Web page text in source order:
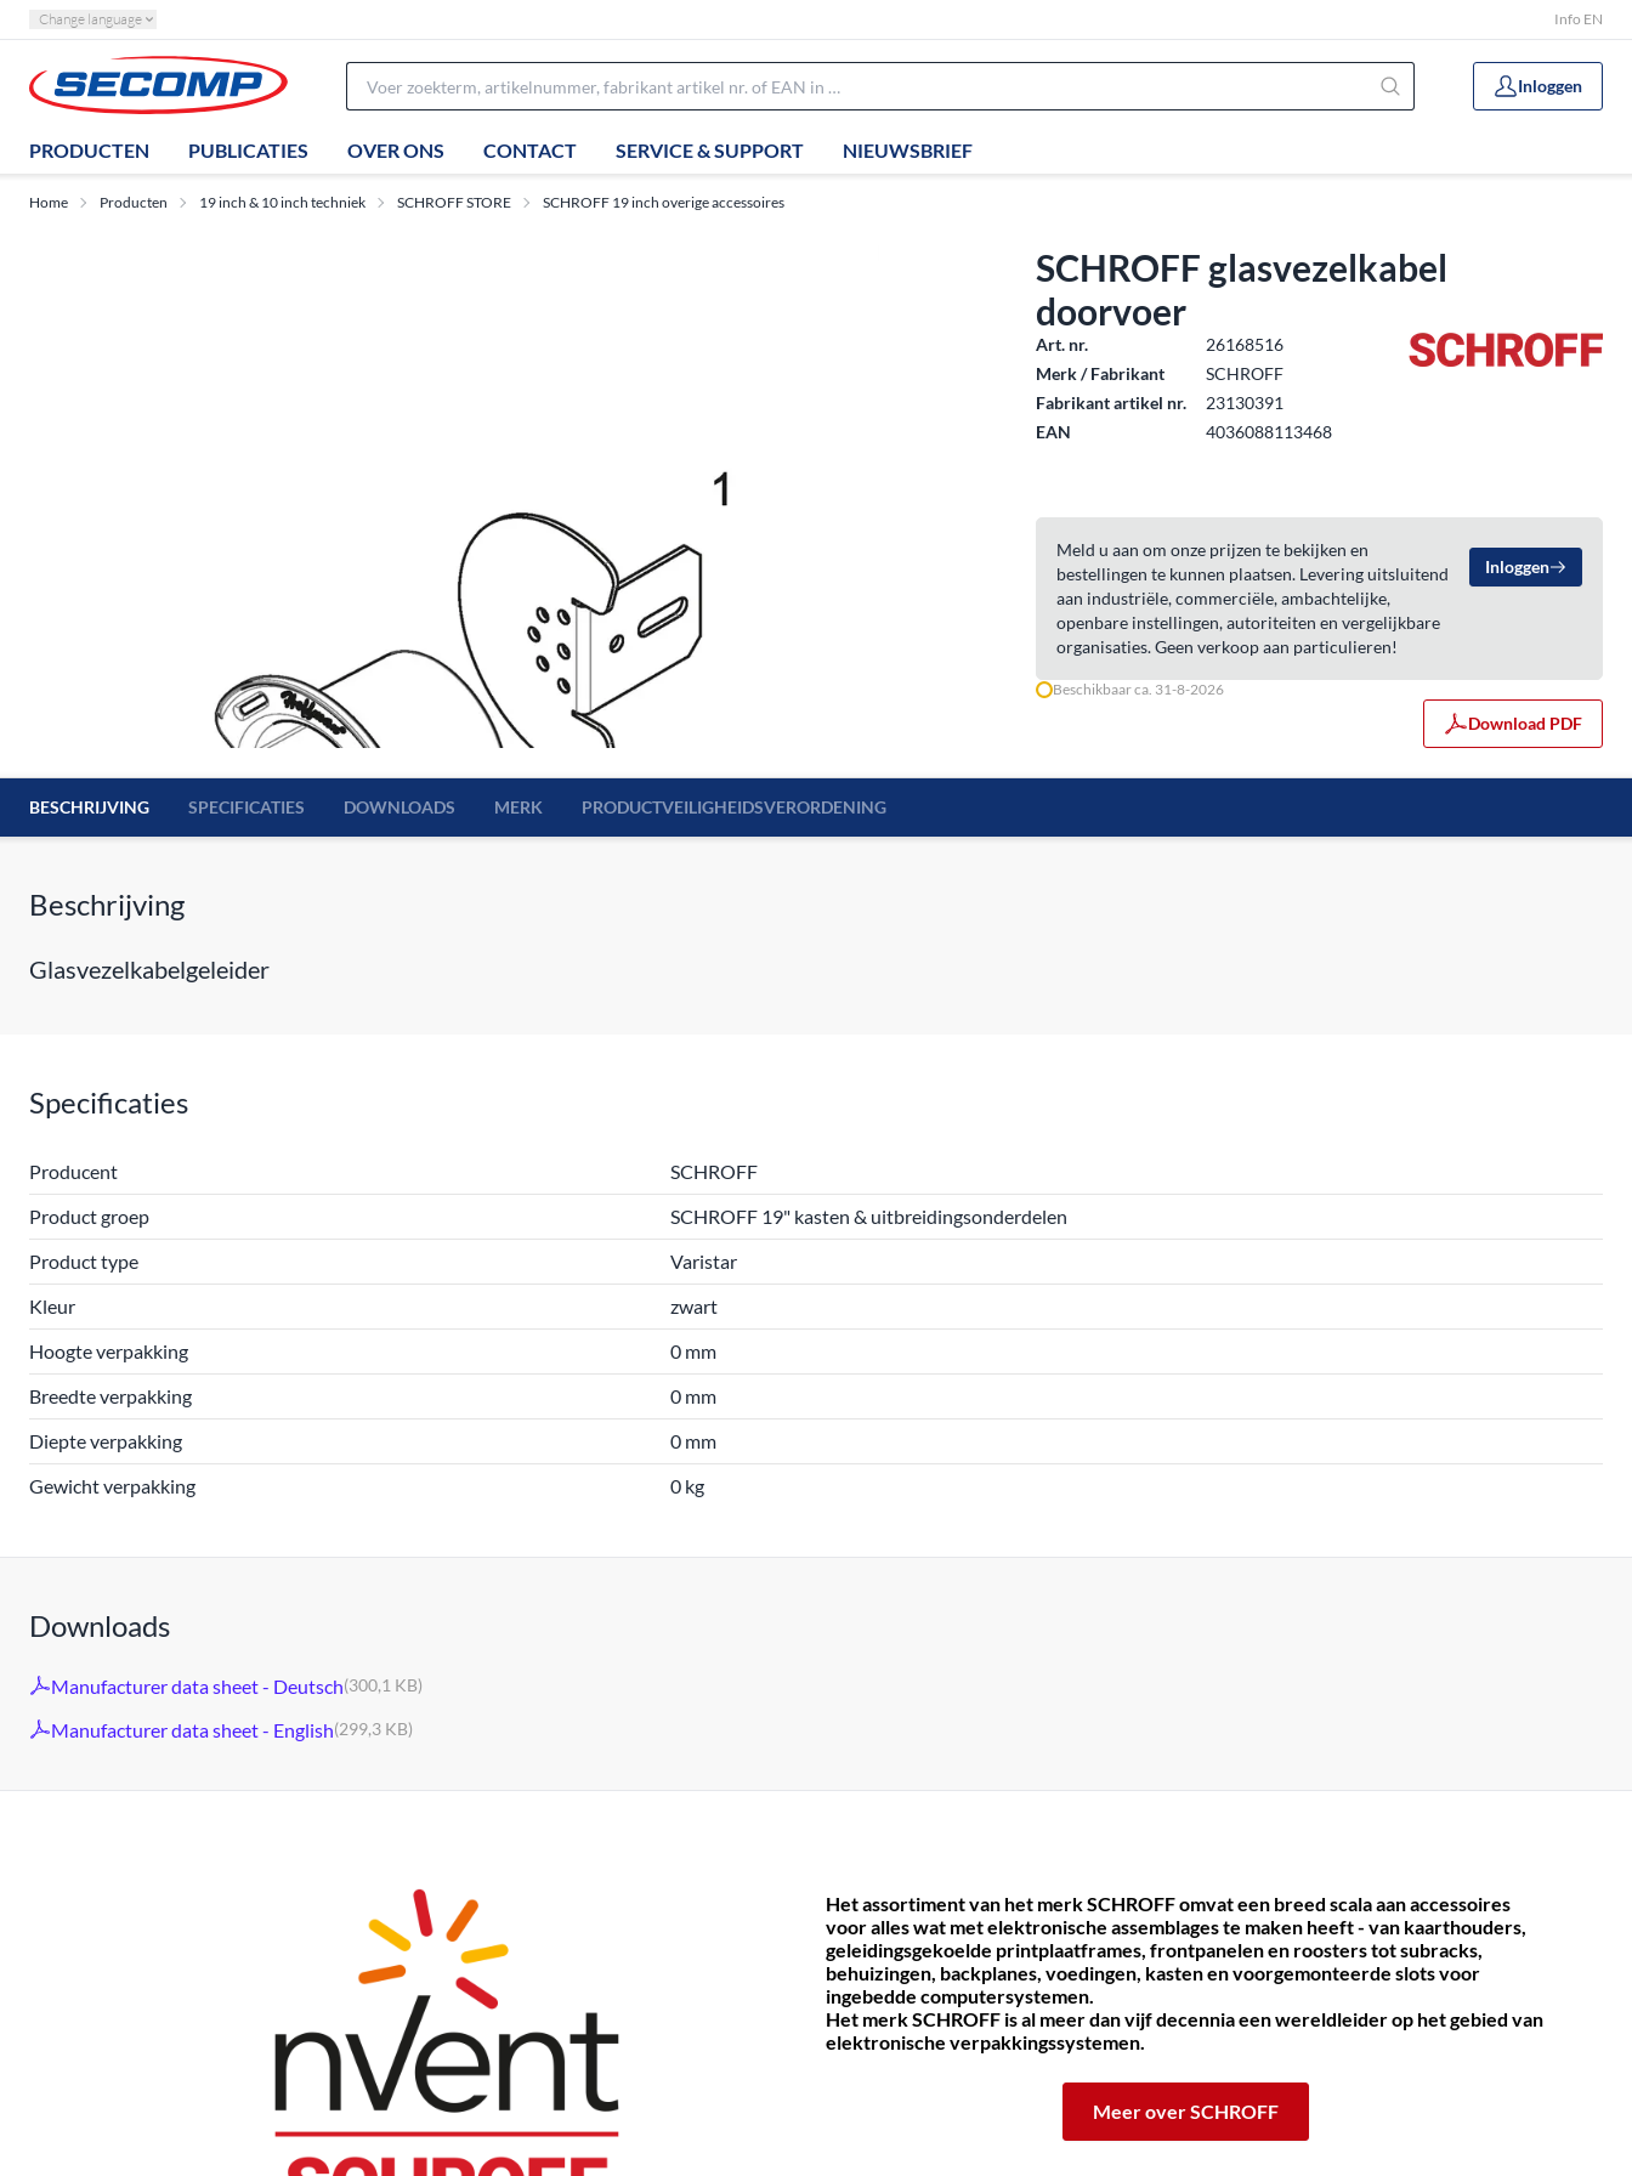
Change language Info EN
Inloggen
PRODUCTEN PUBLICATIES OVER ONS CONTACT SERVICE & SUPPORT NIEUWSBRIEF
Home Producten 19 inch & 10 inch techniek SCHROFF STORE SCHROFF 19 inch overige accessoires
SCHROFF glasvezelkabel
doorvoer
Art. nr.
26168516
Merk / Fabrikant
SCHROFF
Fabrikant artikel nr.
23130391
EAN
4036088113468
Meld u aan om onze prijzen te bekijken en
bestellingen te kunnen plaatsen. Levering uitsluitend
aan industriële, commerciële, ambachtelijke,
openbare instellingen, autoriteiten en vergelijkbare
organisaties. Geen verkoop aan particulieren!
Inloggen
Beschikbaar ca. 31-8-2026
Download PDF
BESCHRIJVING SPECIFICATIES DOWNLOADS MERK PRODUCTVEILIGHEIDSVERORDENING
Beschrijving
Glasvezelkabelgeleider
Specificaties
Producent
SCHROFF
Product groep
SCHROFF 19" kasten & uitbreidingsonderdelen
Product type
Varistar
Kleur
zwart
Hoogte verpakking
0 mm
Breedte verpakking
0 mm
Diepte verpakking
0 mm
Gewicht verpakking
0 kg
Downloads
Manufacturer data sheet - Deutsch(300,1 KB)
Manufacturer data sheet - English(299,3 KB)
Het assortiment van het merk SCHROFF omvat een breed scala aan accessoires
voor alles wat met elektronische assemblages te maken heeft - van kaarthouders,
geleidingsgekoelde printplaatframes, frontpanelen en roosters tot subracks,
behuizingen, backplanes, voedingen, kasten en voorgemonteerde slots voor
ingebedde computersystemen.
Het merk SCHROFF is al meer dan vijf decennia een wereldleider op het gebied van
elektronische verpakkingssystemen.
Meer over SCHROFF